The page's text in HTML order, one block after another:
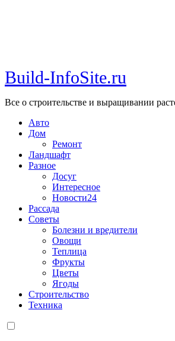
Build-InfoSite.ru
Все о строительстве и выращивании
Авто
Дом
Ремонт
Ландшафт
Разное
Досуг
Интересное
Новости24
Рассада
Советы
Болезни и вредители
Овощи
Теплица
Фрукты
Цветы
Ягоды
Строительство
Техника